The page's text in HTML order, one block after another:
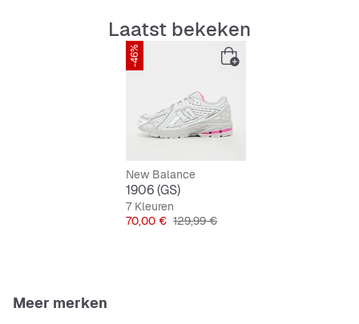
Comfortabele padding voor langdurig draagplezier
Schokabsorberende binnen- en buitenzool
Antislip en flexibele loopzool
Laatst bekeken
-46%
New Balance
1906 (GS)
7 Kleuren
Prijs
70,00 € Originele Prijs
129,99 €
Meer merken